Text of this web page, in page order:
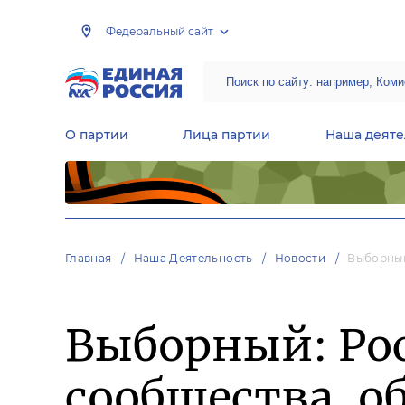
Федеральный сайт
О партии Лица партии Наша
Главная Наша Деятельность Новости
Выборный: